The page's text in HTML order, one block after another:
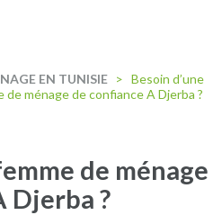
EN TUNISIE > Besoin d’une
de ménage de confiance A Djerba ?
de ménage
Djerba ?